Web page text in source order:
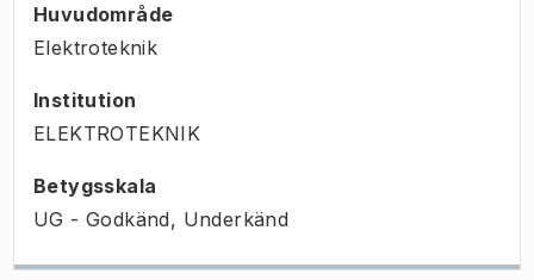
Huvudområde
Elektroteknik
Institution
ELEKTROTEKNIK
Betygsskala
UG - Godkänd, Underkänd